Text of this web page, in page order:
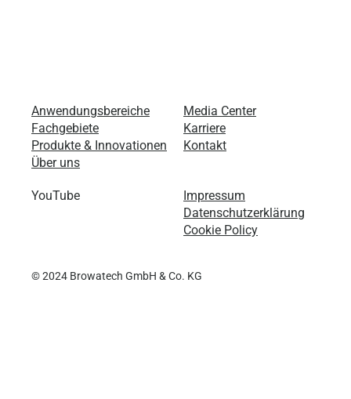
Anwendungsbereiche
Fachgebiete
Produkte & Innovationen
Über uns
Media Center
Karriere
Kontakt
Impressum
Datenschutzerklärung
Cookie Policy
YouTube
© 2024 Browatech GmbH & Co. KG